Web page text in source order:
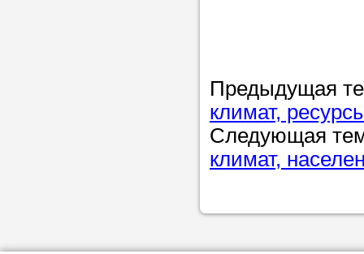
Предыдущая
климат,
Следующая
климат,